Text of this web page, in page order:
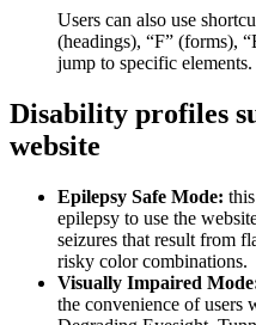
Users can also use
(headings), “F” (forms),
jump to specific elements.
Disability profiles
website
Epilepsy Safe Mode:
epilepsy to use the
seizures that result from
risky color combinations.
Visually Impaired
the convenience of users